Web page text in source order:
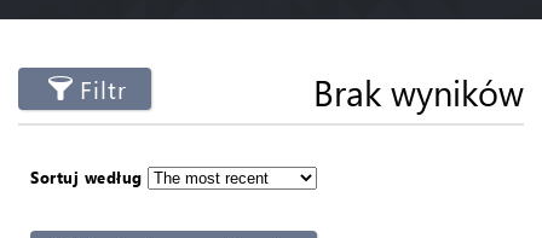
Filtr Brak wyników
Sortuj według